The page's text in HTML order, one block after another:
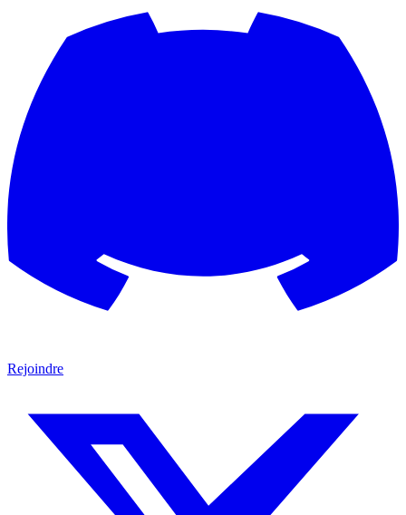
Rejoindre